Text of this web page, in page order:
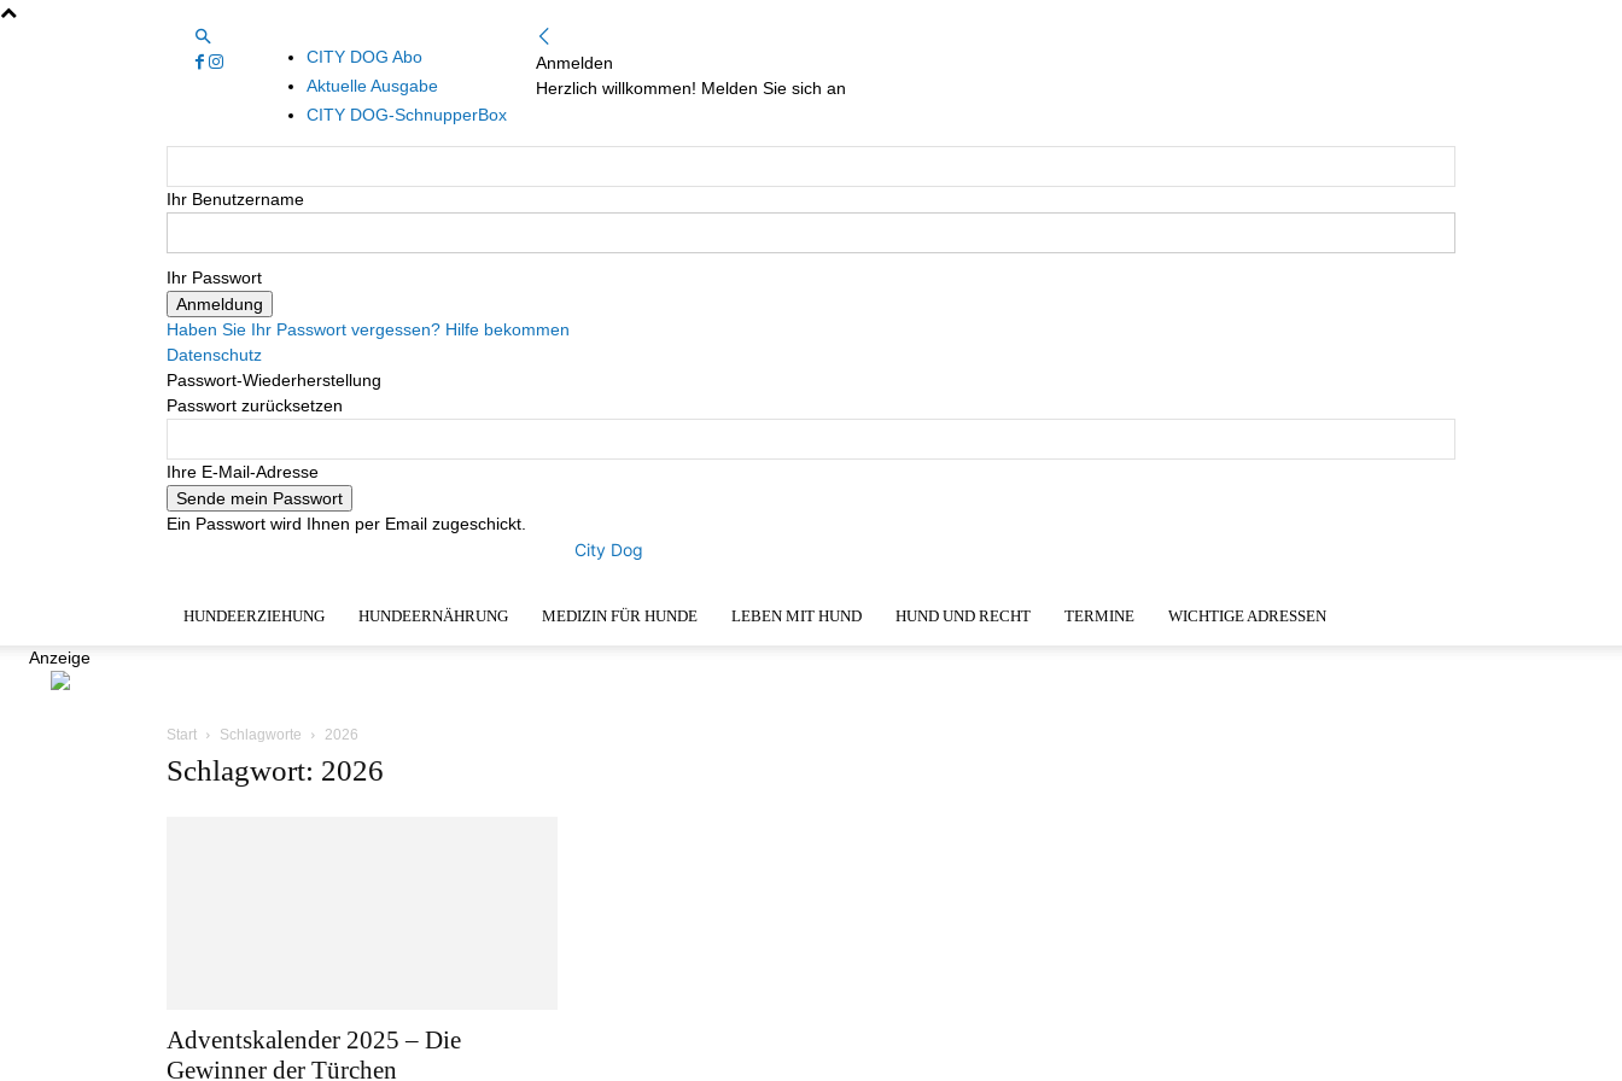
CITY DOG Abo
Aktuelle Ausgabe
CITY DOG-SchnupperBox
Anmelden
Herzlich willkommen! Melden Sie sich an
Ihr Benutzername
Ihr Passwort
Haben Sie Ihr Passwort vergessen? Hilfe bekommen
Datenschutz
Passwort-Wiederherstellung
Passwort zurücksetzen
Ihre E-Mail-Adresse
Ein Passwort wird Ihnen per Email zugeschickt.
City Dog
HUNDEERZIEHUNG HUNDEERNÄHRUNG MEDIZIN FÜR HUNDE LEBEN MIT HUND HUND UND RECHT TERMINE WICHTIGE ADRESSEN
Anzeige
Start Schlagworte 2026
Schlagwort: 2026
Adventskalender 2025 – Die
Gewinner der Türchen